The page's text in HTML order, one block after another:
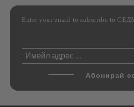
Enter your email to subscribe to